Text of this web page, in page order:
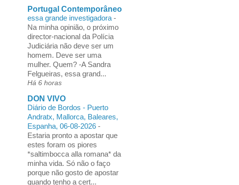
Portugal Contemporâneo
essa grande investigadora -
Na minha opinião, o próximo
director-nacional da Polícia
Judiciária não deve ser um
homem. Deve ser uma
mulher. Quem? -A Sandra
Felgueiras, essa grand...
Há 6 horas
DON VIVO
Diário de Bordos - Puerto
Andratx, Mallorca, Baleares,
Espanha, 06-08-2026 -
Estaria pronto a apostar que
estes foram os piores
*saltimbocca alla romana* da
minha vida. Só não o faço
porque não gosto de apostar
quando tenho a cert...